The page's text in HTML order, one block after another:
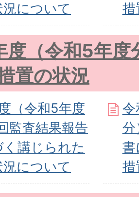
について
措
度（令和5年度
置の状況
（令和5年度
監査結果報告
講じられた
について
令
分
書
措